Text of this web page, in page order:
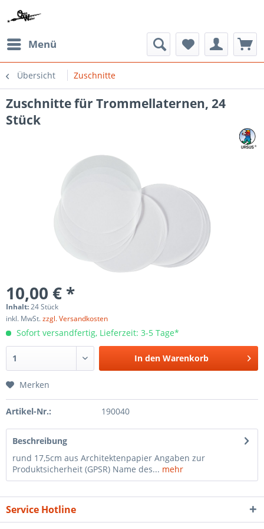
Menü
Übersicht Zuschnitte
Zuschnitte für Trommellaternen, 24
Stück
10,00 € *
Inhalt:24 Stück
inkl. MwSt.zzgl. Versandkosten
Sofort versandfertig, Lieferzeit: 3-5 Tage*
In den Warenkorb
Merken
Artikel-Nr.: 190040
Beschreibung
rund 17,5cm aus Architektenpapier Angaben zur
Produktsicherheit (GPSR) Name des... mehr
Service Hotline